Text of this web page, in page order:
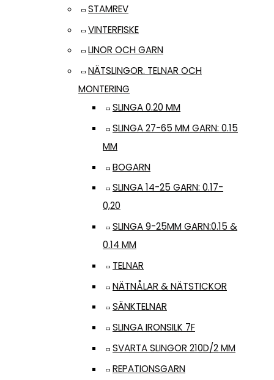
STAMREV
VINTERFISKE
LINOR OCH GARN
NÄTSLINGOR. TELNAR OCH
MONTERING
SLINGA 0.20 MM
SLINGA 27-65 MM GARN: 0.15
MM
BOGARN
SLINGA 14-25 GARN: 0.17-
0,20
SLINGA 9-25MM GARN:0.15 &
0.14 MM
TELNAR
NÄTNÅLAR & NÄTSTICKOR
SÄNKTELNAR
SLINGA IRONSILK 7F
SVARTA SLINGOR 210D/2 MM
REPATIONSGARN